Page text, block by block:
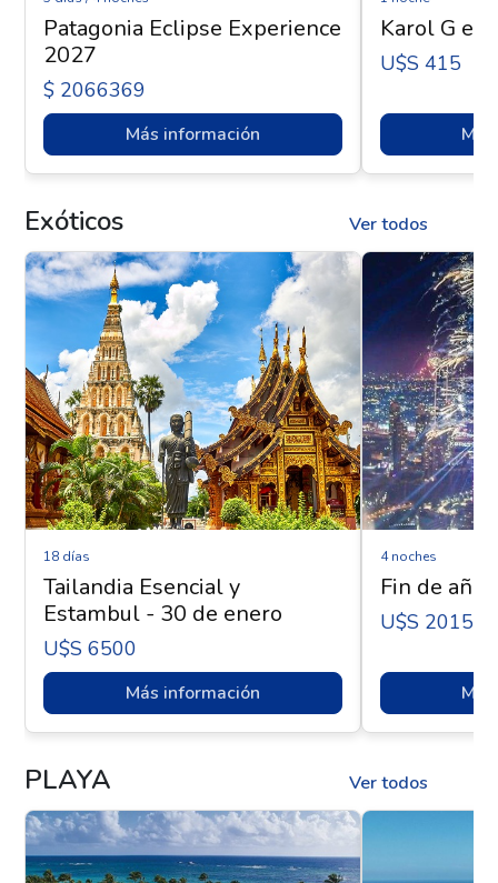
Patagonia Eclipse Experience
2027
$ 2066369
Más información
Karol G
U$s 415
Exóticos Ver todos
18 días
Tailandia Esencial y
Estambul - 30 de enero
U$s 6500
Más información
4 noches
Fin de año
U$s 2015
PLAYA Ver todos